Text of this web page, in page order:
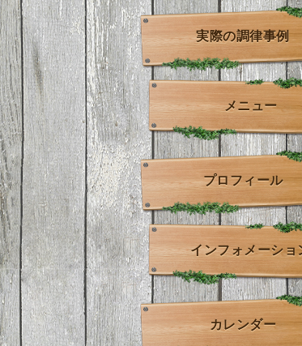
実際の調律事例
メニュー
プロフィール
インフォメーショ
カレンダー